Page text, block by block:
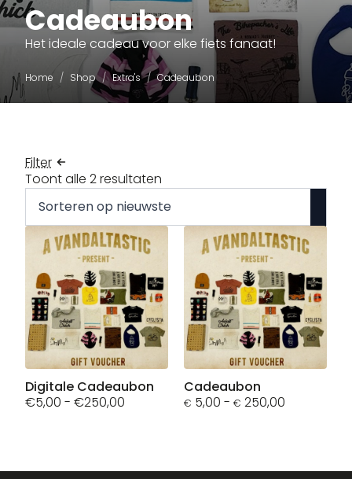
Cadeaubon
Het ideale cadeau voor elke fiets fanaat!
Home Shop Extra's Cadeaubon
Filter
Toont alle 2 resultaten
nieuwste
Dit
product
Deze
Digitale Cadeaubon
€5,00 - €250,00 Prijsklasse:
Dit
product
Deze
Cadeaubon
€ 5,00 - € 250,00